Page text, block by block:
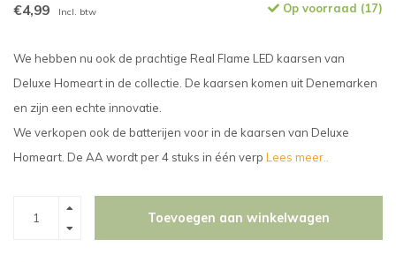
€4,99 Incl. btw Op voorraad (17)
We hebben nu ook de prachtige Real Flame LED kaarsen van
Deluxe Homeart in de collectie. De kaarsen komen uit Denemarken
en zijn een echte innovatie.
We verkopen ook de batterijen voor in de kaarsen van Deluxe
Homeart. De AA wordt per 4 stuks in één verp Lees meer..
Toevoegen aan winkelwagen